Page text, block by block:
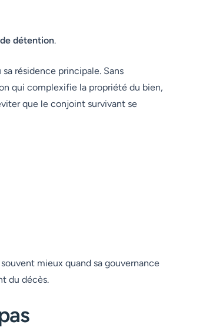
détention.
résidence principale. Sans
qui complexifie la propriété du bien,
que le conjoint survivant se
mieux quand sa gouvernance
du décès.